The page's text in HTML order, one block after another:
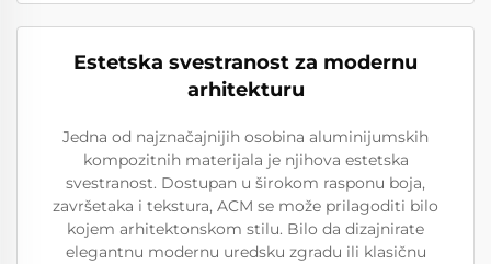
Estetska svestranost za modernu
arhitekturu
Jedna od najznačajnijih osobina aluminijumskih
kompozitnih materijala je njihova estetska
svestranost. Dostupan u širokom rasponu boja,
završetaka i tekstura, ACM se može prilagoditi bilo
kojem arhitektonskom stilu. Bilo da dizajnirate
elegantnu modernu uredsku zgradu ili klasičnu